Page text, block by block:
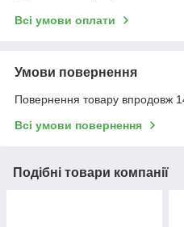
Всі умови оплати
Умови повернення
Повернення товару впродовж
Всі умови повернення
Подібні товари компанії